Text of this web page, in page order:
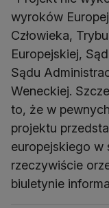
wyroków
Człowieka,
Europejskiej,
Sądu
Weneckiej.
to, że w
projektu
europejskiego w
rzeczywiście
biuletynie